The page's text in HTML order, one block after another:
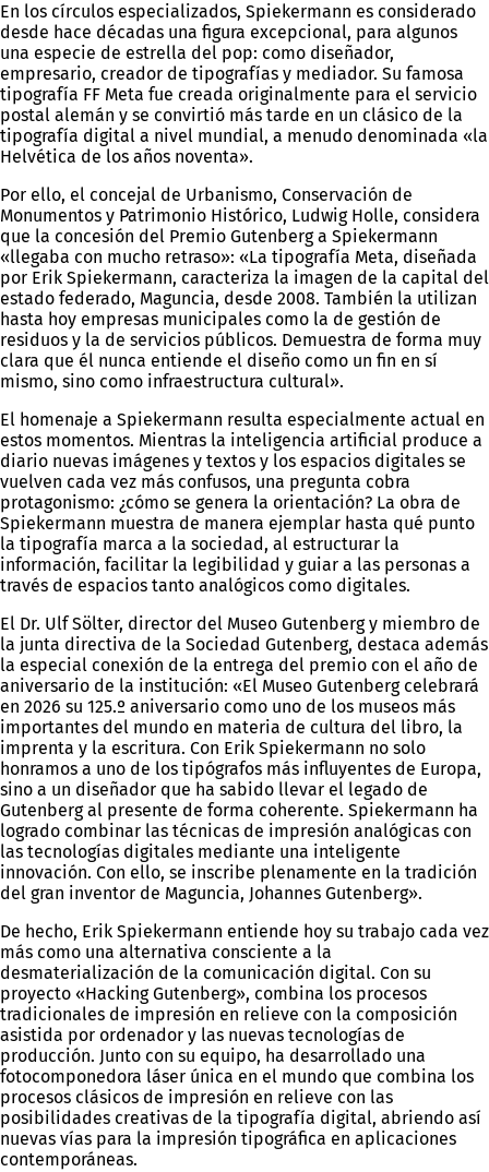
En los círculos especializados, Spiekermann es considerado
desde hace décadas una figura excepcional, para algunos
una especie de estrella del pop: como diseñador,
empresario, creador de tipografías y mediador. Su famosa
tipografía FF Meta fue creada originalmente para el servicio
postal alemán y se convirtió más tarde en un clásico de la
tipografía digital a nivel mundial, a menudo denominada «la
Helvética de los años noventa».
Por ello, el concejal de Urbanismo, Conservación de
Monumentos y Patrimonio Histórico, Ludwig Holle, considera
que la concesión del Premio Gutenberg a Spiekermann
«llegaba con mucho retraso»: «La tipografía Meta, diseñada
por Erik Spiekermann, caracteriza la imagen de la capital del
estado federado, Maguncia, desde 2008. También la utilizan
hasta hoy empresas municipales como la de gestión de
residuos y la de servicios públicos. Demuestra de forma muy
clara que él nunca entiende el diseño como un fin en sí
mismo, sino como infraestructura cultural».
El homenaje a Spiekermann resulta especialmente actual en
estos momentos. Mientras la inteligencia artificial produce a
diario nuevas imágenes y textos y los espacios digitales se
vuelven cada vez más confusos, una pregunta cobra
protagonismo: ¿cómo se genera la orientación? La obra de
Spiekermann muestra de manera ejemplar hasta qué punto
la tipografía marca a la sociedad, al estructurar la
información, facilitar la legibilidad y guiar a las personas a
través de espacios tanto analógicos como digitales.
El Dr. Ulf Sölter, director del Museo Gutenberg y miembro de
la junta directiva de la Sociedad Gutenberg, destaca además
la especial conexión de la entrega del premio con el año de
aniversario de la institución: «El Museo Gutenberg celebrará
en 2026 su 125.º aniversario como uno de los museos más
importantes del mundo en materia de cultura del libro, la
imprenta y la escritura. Con Erik Spiekermann no solo
honramos a uno de los tipógrafos más influyentes de Europa,
sino a un diseñador que ha sabido llevar el legado de
Gutenberg al presente de forma coherente. Spiekermann ha
logrado combinar las técnicas de impresión analógicas con
las tecnologías digitales mediante una inteligente
innovación. Con ello, se inscribe plenamente en la tradición
del gran inventor de Maguncia, Johannes Gutenberg».
De hecho, Erik Spiekermann entiende hoy su trabajo cada vez
más como una alternativa consciente a la
desmaterialización de la comunicación digital. Con su
proyecto «Hacking Gutenberg», combina los procesos
tradicionales de impresión en relieve con la composición
asistida por ordenador y las nuevas tecnologías de
producción. Junto con su equipo, ha desarrollado una
fotocomponedora láser única en el mundo que combina los
procesos clásicos de impresión en relieve con las
posibilidades creativas de la tipografía digital, abriendo así
nuevas vías para la impresión tipográfica en aplicaciones
contemporáneas.